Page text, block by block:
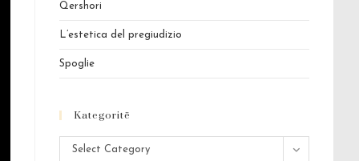
Qershori
L’estetica del pregiudizio
Spoglie
Kategoritë
Kategoritë
Select Category